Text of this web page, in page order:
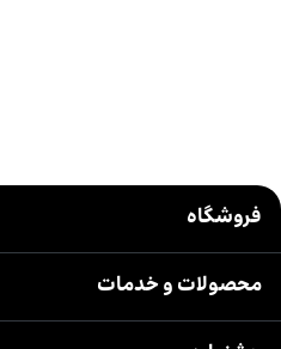
فروشگاه
محصولات و خدمات